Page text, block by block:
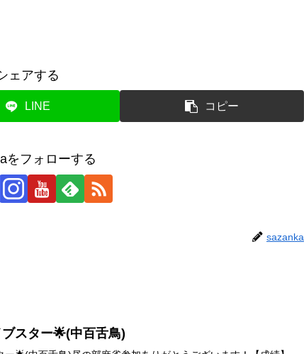
ェアする
LINE コピー
をフォローする
sazanka
スター🌟(中百舌鳥)